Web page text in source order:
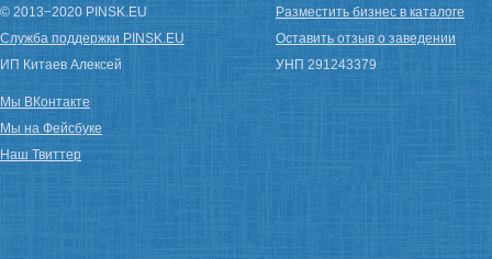
© 2013−2020 PINSK.EU
Служба поддержки PINSK.EU
ИП Китаев Алексей
Разместить бизнес в каталоге
Оставить отзыв о заведении
УНП 291243379
Мы ВКонтакте
Мы на Фейсбуке
Наш Твиттер